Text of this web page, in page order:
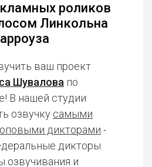
роликов
Линкольна
ваш проект
Шувалова по
В нашей студии
озвучку самыми
дикторами -
дикторы
озвучивания и